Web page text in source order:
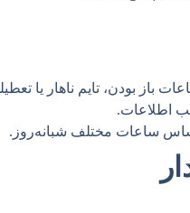
باز بودن، تایم ناهار یا
اطلاعات.
ساعات مختلف شبانه‌روز.